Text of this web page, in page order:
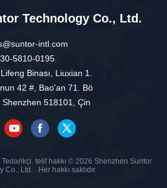
Technology Co., Ltd.
intl.com
5810-0195
Binası, Liuxian 1.
42 #, Bao'an 71. Bö
Shenzhen 518101, Çin
telif hakkı © 2026 Shenzhen Suntor
Co., Ltd. . Her hakkı saklıdır.